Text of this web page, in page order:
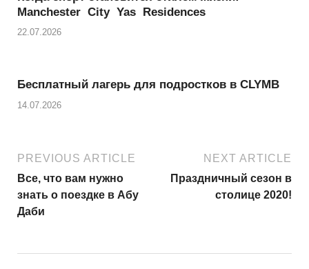
Manchester City Yas Residences
22.07.2026
Бесплатный лагерь для подростков в CLYMB
14.07.2026
PREVIOUS ARTICLE
Все, что вам нужно
знать о поездке в Абу
Даби
NEXT ARTICLE
Праздничный сезон в
столице 2020!